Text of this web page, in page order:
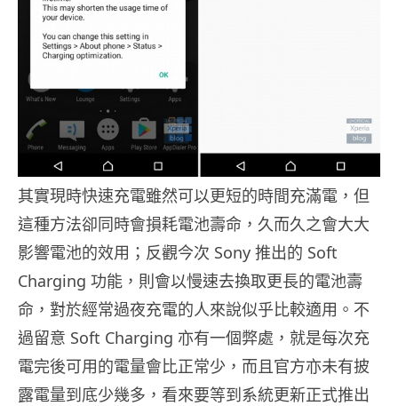
其實現時快速充電雖然可以更短的時間充滿電，但
這種方法卻同時會損耗電池壽命，久而久之會大大
影響電池的效用；反觀今次 Sony 推出的 Soft
Charging 功能，則會以慢速去換取更長的電池壽
命，對於經常過夜充電的人來說似乎比較適用。不
過留意 Soft Charging 亦有一個弊處，就是每次充
電完後可用的電量會比正常少，而且官方亦未有披
露電量到底少幾多，看來要等到系統更新正式推出